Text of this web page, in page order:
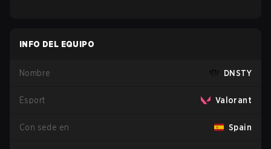
INFO DEL EQUIPO
Nombre DNSTY
Esport Valorant
Con sede en Spain